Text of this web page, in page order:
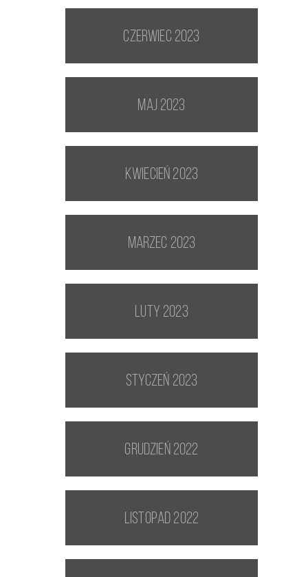
czerwiec 2023
maj 2023
kwiecień 2023
marzec 2023
luty 2023
styczeń 2023
grudzień 2022
listopad 2022